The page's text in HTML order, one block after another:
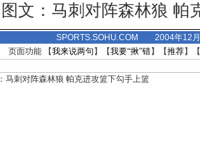
图文：马刺对阵森林狼 帕
SPORTS.SOHU.COM 2004年12
页面功能 【我来说两句 】【我要“揪”错】【推荐】